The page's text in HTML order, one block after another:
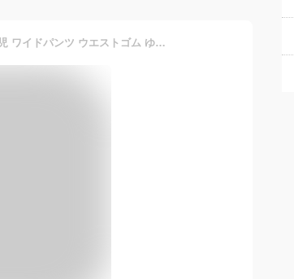
ワイドパンツ 薄手 ロングパンツ 無地 女児 ワイドパンツ ウエストゴム ゆるパンツ 女の子 子供服 ゆったり キッズ ボトムス シンプル おしゃれ 吸汗速乾 通気性 ルームウェア 動きやすい アウトドア 通学 送料無料 ワイド ロング丈 ズボン